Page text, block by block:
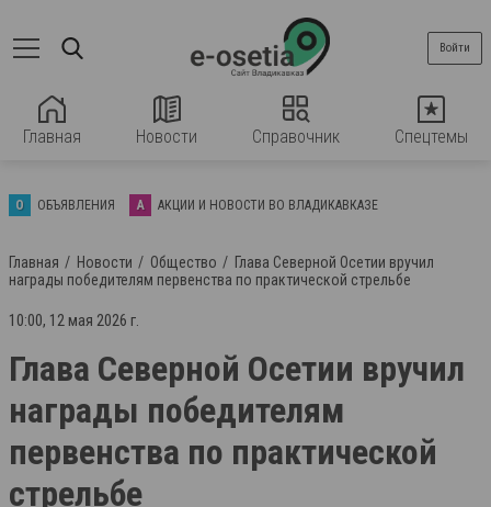
Главная Новости Справочник Спецтемы
Войти
О ОБЪЯВЛЕНИЯ А АКЦИИ И НОВОСТИ ВО ВЛАДИКАВКАЗЕ
Главная Новости Общество
Глава Северной Осетии вручил
награды победителям первенства по практической стрельбе
10:00, 12 мая 2026 г.
Глава Северной Осетии вручил
награды победителям
первенства по практической
стрельбе